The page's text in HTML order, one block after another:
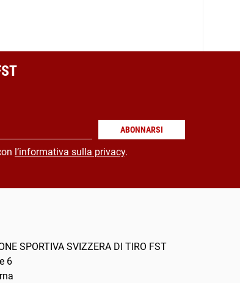
ABONNARSI
l’informativa sulla privacy.
SPORTIVA SVIZZERA DI TIRO FST
6